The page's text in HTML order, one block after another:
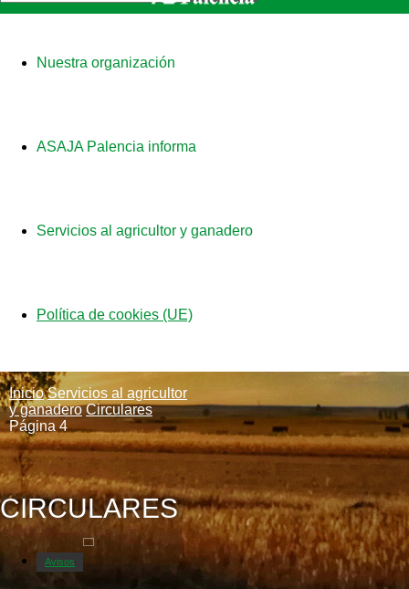
Nuestra organización
ASAJA Palencia informa
Servicios al agricultor y ganadero
Política de cookies (UE)
Inicio Servicios al agricultor
y ganadero Circulares
Página 4
CIRCULARES
Avisos